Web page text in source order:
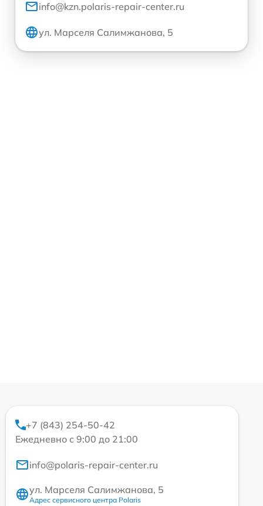
info@kzn.polaris-repair-center.ru
ул. Марселя Салимжанова, 5
+7 (843) 254-50-42
Ежедневно с 9:00 до 21:00
info@polaris-repair-center.ru
ул. Марселя Салимжанова, 5
Адрес сервисного центра Polaris